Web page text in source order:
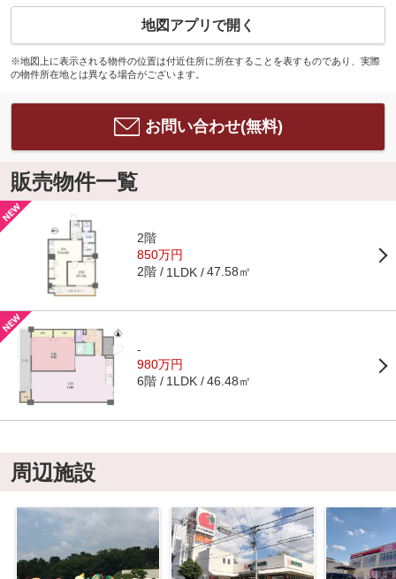
地図アプリで開く
※地図上に表示される物件の位置は付近住所に所在することを表すものであり、実際
の物件所在地とは異なる場合がございます。
お問い合わせ(無料)
販売物件一覧
2階
850万円
2階 1LDK 47.58㎡
-
980万円
6階 1LDK 46.48㎡
周辺施設